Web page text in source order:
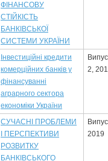
ФІНАНСОВУ
СТІЙКІСТЬ
БАНКІВСЬКОЇ
СИСТЕМИ УКРАЇНИ
Інвестиційні кредити
комерційних банків у
фінансуванні
аграрного сектора
економіки України
2,
СУЧАСНІ ПРОБЛЕМИ
І ПЕРСПЕКТИВИ
РОЗВИТКУ
БАНКІВСЬКОГО
2019